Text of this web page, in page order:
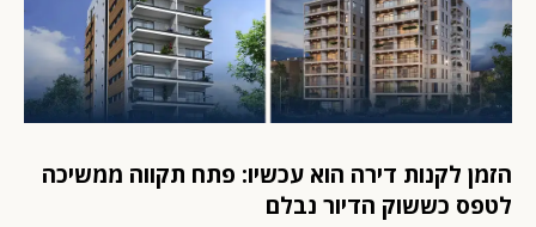
הזמן לקנות דירה הוא עכשיו: פתח תקווה ממשיכה
לטפס כששוק הדיור נבלם